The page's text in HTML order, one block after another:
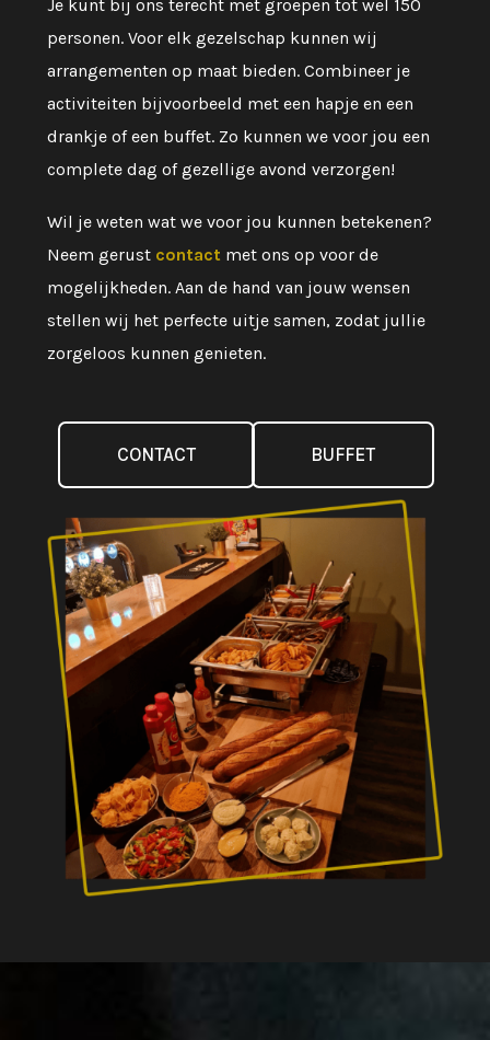
Je kunt bij ons terecht met groepen tot wel 150
personen. Voor elk gezelschap kunnen wij
arrangementen op maat bieden. Combineer je
activiteiten bijvoorbeeld met een hapje en een
drankje of een buffet. Zo kunnen we voor jou een
complete dag of gezellige avond verzorgen!
Wil je weten wat we voor jou kunnen betekenen?
Neem gerust contact met ons op voor de
mogelijkheden. Aan de hand van jouw wensen
stellen wij het perfecte uitje samen, zodat jullie
zorgeloos kunnen genieten.
CONTACT BUFFET